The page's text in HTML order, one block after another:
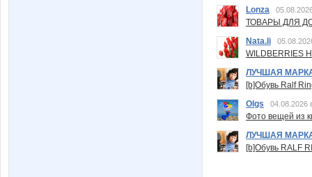
Lonza
ТОВАРЫ ДЛЯ
Nata.li
ЛУЧШАЯ
[b]Обувь Ralf
Olgs
04.08.2026
Фото вещей из
ЛУЧШАЯ
[b]Обувь RALF